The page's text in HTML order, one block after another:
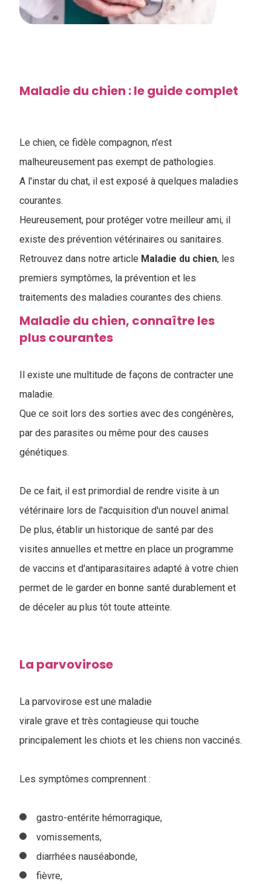
Maladie du chien : le guide complet
Le chien, ce fidèle compagnon, n'est
malheureusement pas exempt de pathologies.
A l'instar du chat, il est exposé à quelques maladies
courantes.
Heureusement, pour protéger votre meilleur ami, il
existe des prévention vétérinaires ou sanitaires.
Retrouvez dans notre article Maladie du chien, les
premiers symptômes, la prévention et les
traitements des maladies courantes des chiens.
Maladie du chien, connaître les
plus courantes
Il existe une multitude de façons de contracter une
maladie.
Que ce soit lors des sorties avec des congénères,
par des parasites ou même pour des causes
génétiques.
De ce fait, il est primordial de rendre visite à un
vétérinaire lors de l'acquisition d'un nouvel animal.
De plus, établir un historique de santé par des
visites annuelles et mettre en place un programme
de vaccins et d'antiparasitaires adapté à votre chien
permet de le garder en bonne santé durablement et
de déceler au plus tôt toute atteinte.
La parvovirose
La parvovirose est une maladie
virale grave et très contagieuse qui touche
principalement les chiots et les chiens non vaccinés.
Les symptômes comprennent :
gastro-entérite hémorragique,
vomissements,
diarrhées nauséabonde,
fièvre,